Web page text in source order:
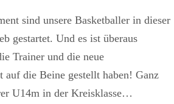
sind unsere Basketballer in dieser
gestartet. Und es ist überaus
Trainer und die neue
die Beine gestellt haben! Ganz
U14m in der Kreisklasse…